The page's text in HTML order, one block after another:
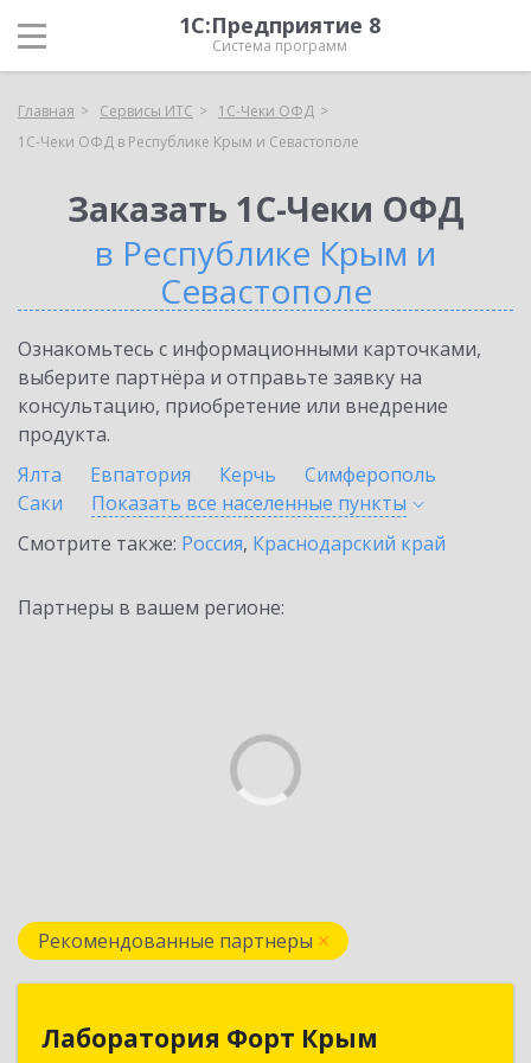
1С:Предприятие 8
Система программ
Главная Сервисы ИТС
1С-Чеки ОФД
1С-Чеки ОФД в Республике Крым и Севастополе
Заказать 1С-Чеки ОФД
в Республике Крым и
Севастополе
Ознакомьтесь с информационными карточками,
выберите партнёра и отправьте заявку на
консультацию, приобретение или внедрение
продукта.
Ялта
Евпатория Керчь
Симферополь
Саки
Показать все населенные пункты
Смотрите также: Россия, Краснодарский край
Партнеры в вашем регионе:
Рекомендованные партнеры
Лаборатория Форт Крым